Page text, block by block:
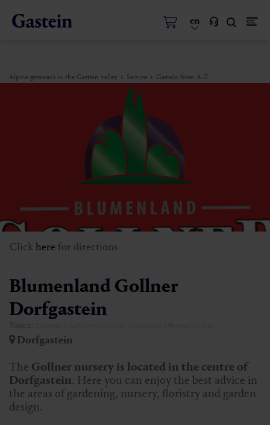
en
Alpine getaways in the Gastein valley Service Gastein from A-Z
Click here for directions
Blumenland Gollner
Dorfgastein
Dorfgastein
The Gollner nursery is located in the centre of
Dorfgastein. Here you can enjoy the best advice in
the areas of gardening, nursery, floristry and garden
design.